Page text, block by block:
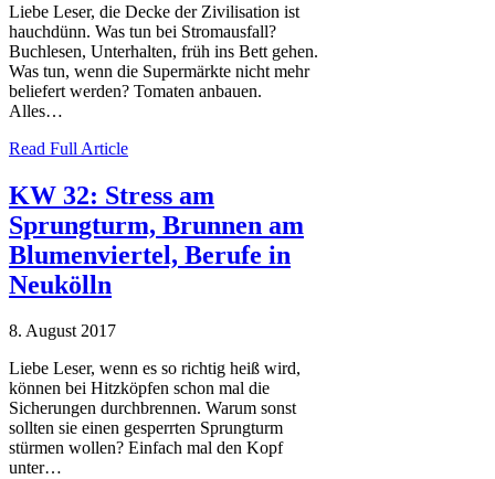
Liebe Leser, die Decke der Zivilisation ist
hauchdünn. Was tun bei Stromausfall?
Buchlesen, Unterhalten, früh ins Bett gehen.
Was tun, wenn die Supermärkte nicht mehr
beliefert werden? Tomaten anbauen.
Alles…
Read Full Article
KW 32: Stress am
Sprungturm, Brunnen am
Blumenviertel, Berufe in
Neukölln
8. August 2017
Liebe Leser, wenn es so richtig heiß wird,
können bei Hitzköpfen schon mal die
Sicherungen durchbrennen. Warum sonst
sollten sie einen gesperrten Sprungturm
stürmen wollen? Einfach mal den Kopf
unter…